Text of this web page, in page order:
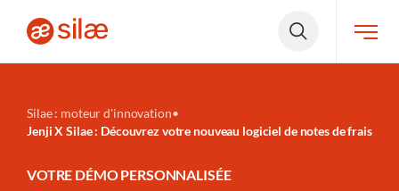
Silae : moteur d'innovation•
Jenji X Silae : Découvrez votre nouveau logiciel de notes de frais
VOTRE DÉMO PERSONNALISÉE